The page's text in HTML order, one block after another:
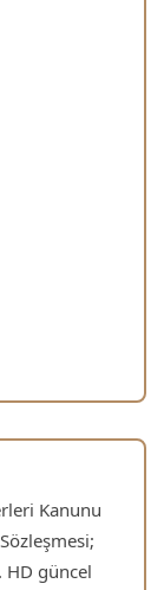
Kanunu
HD güncel